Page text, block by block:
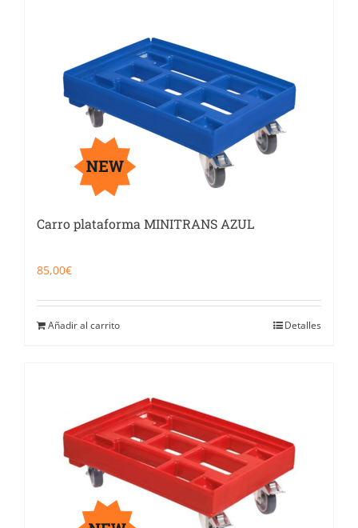
Carro plataforma MINITRANS AZUL
85,00€
Añadir al carrito Detalles